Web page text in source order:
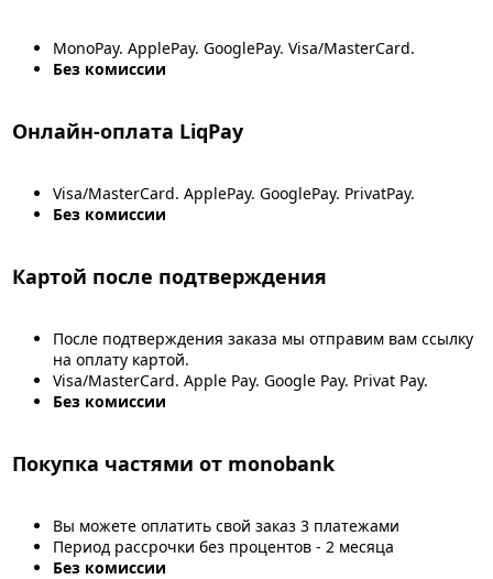
MonoPay. ApplePay. GooglePay. Visa/MasterCard.
Без комиссии
Онлайн-оплата LiqPay
Visa/MasterCard. ApplePay. GooglePay. PrivatPay.
Без комиссии
Картой после подтверждения
После подтверждения заказа мы отправим вам ссылку
на оплату картой.
Visa/MasterCard. Apple Pay. Google Pay. Privat Pay.
Без комиссии
Покупка частями от monobank
Вы можете оплатить свой заказ 3 платежами
Период рассрочки без процентов - 2 месяца
Без комиссии